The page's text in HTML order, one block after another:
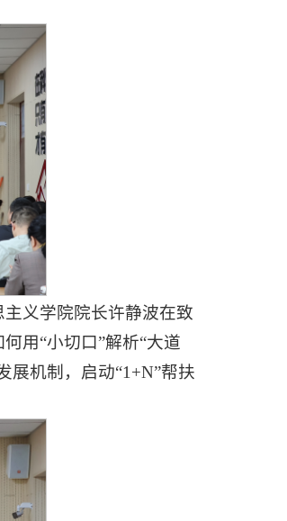
义学院院长许静波在致
用“小切口”解析“大道
展机制，启动“1+N”帮扶